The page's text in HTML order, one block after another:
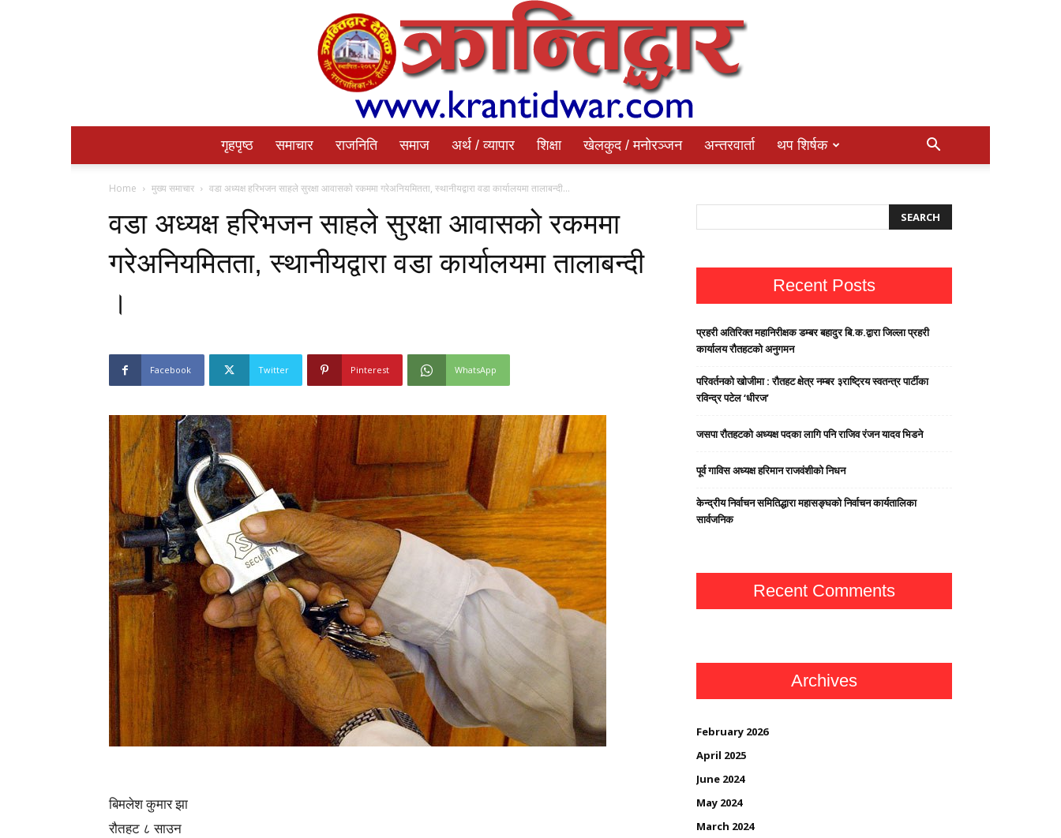
गृहपृष्ठ समाचार राजनिति समाज अर्थ / व्यापार शिक्षा खेलकुद / मनोरञ्जन अन्तरवार्ता थप शिर्षक
Home मुख्य समाचार वडा अध्यक्ष हरिभजन साहले सुरक्षा आवासको रकममा गरेअनियमितता, स्थानीयद्वारा वडा कार्यालयमा तालाबन्दी...
वडा अध्यक्ष हरिभजन साहले सुरक्षा आवासको रकममा
गरेअनियमितता, स्थानीयद्वारा वडा कार्यालयमा तालाबन्दी
।
Facebook Twitter Pinterest WhatsApp
बिमलेश कुमार झा
रौतहट ८ साउन
Recent Posts
प्रहरी अतिरिक्त महानिरीक्षक डम्बर बहादुर बि.क.द्वारा जिल्ला प्रहरी
कार्यालय रौतहटको अनुगमन
परिवर्तनको खोजीमा : रौतहट क्षेत्र नम्बर ३राष्ट्रिय स्वतन्त्र पार्टीका
रविन्द्र पटेल ‘धीरज’
जसपा राैतहटको अध्यक्ष पदका लागि पनि राजिव रंजन यादव भिडने
पूर्व गाविस अध्यक्ष हरिमान राजवंशीको निधन
केन्द्रीय निर्वाचन समितिद्धारा महासङ्घको निर्वाचन कार्यतालिका
सार्वजनिक
Recent Comments
Archives
February 2026
April 2025
June 2024
May 2024
March 2024